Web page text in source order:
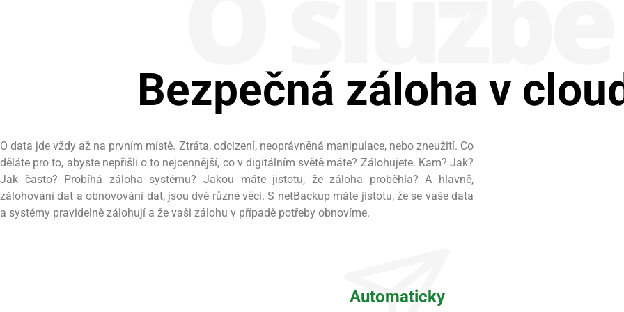
Bezpečná záloha v
O data jde vždy až na prvním místě. Ztráta, odcizení, neoprávněná manipulace, nebo zneužití. Co
děláte pro to, abyste nepřišli o to nejcennější, co v digitálním světě máte? Zálohujete. Kam? Jak?
Jak často? Probíhá záloha systému? Jakou máte jistotu, že záloha proběhla? A hlavně,
zálohování dat a obnovování dat, jsou dvě různé věci. S netBackup máte jistotu, že se vaše data
a systémy pravidelně zálohují a že vaši zálohu v případě potřeby obnovíme.
Automaticky